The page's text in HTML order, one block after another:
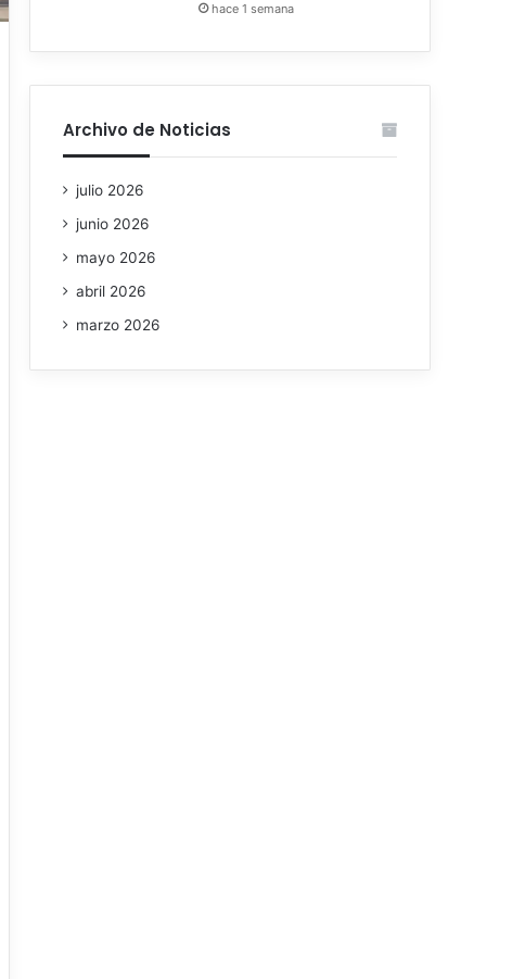
hace 1 semana
Archivo de Noticias
julio 2026
junio 2026
mayo 2026
abril 2026
marzo 2026